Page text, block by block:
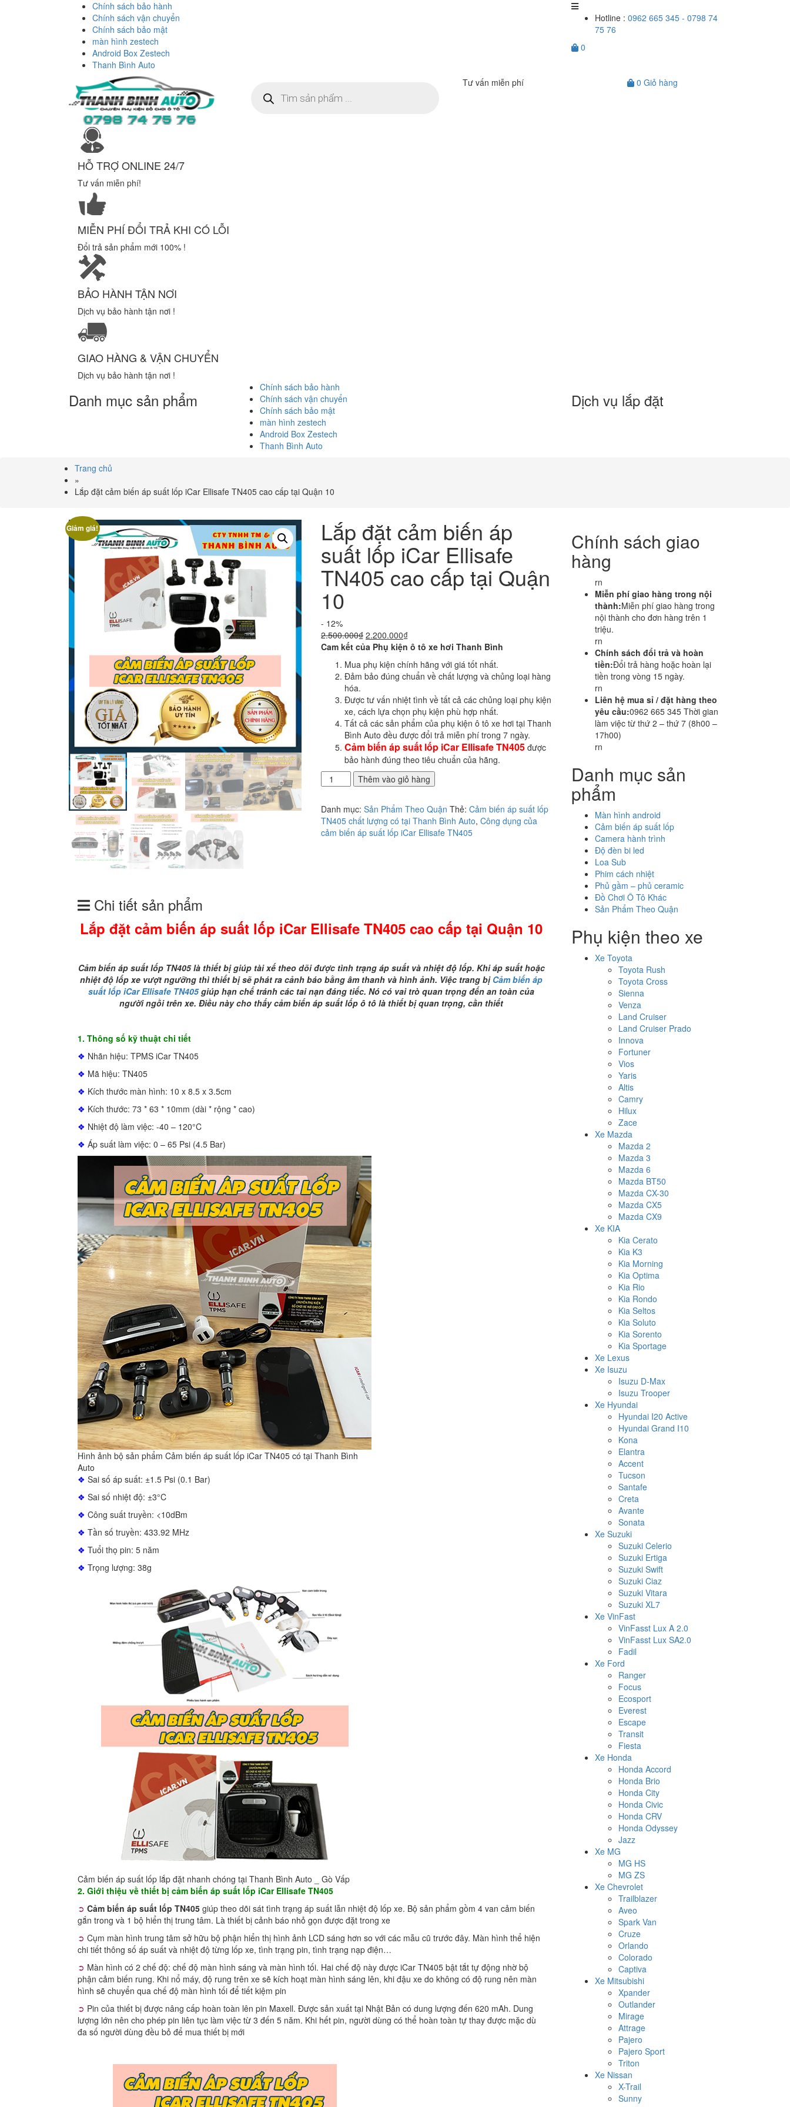
Chính sách bảo hành
Chính sách vận chuyển
Chính sách bảo mật
màn hình zestech
Android Box Zestech
Thanh Bình Auto
Hotline : 0962 665 345 - 0798 74
75 76
0
kiếm
sản
Tư vấn miễn phí 0 Giỏ hàng
HỖ TRỢ ONLINE 24/7
Tư vấn miễn phí!
MIỄN PHÍ ĐỔI TRẢ KHI CÓ LỖI
Đổi trả sản phẩm mới 100% !
BẢO HÀNH TẬN NƠI
Dịch vụ bảo hành tận nơi !
GIAO HÀNG & VẬN CHUYỂN
Dịch vụ bảo hành tận nơi !
Danh mục sản phẩm
Chính sách bảo hành
Chính sách vận chuyển
Chính sách bảo mật
màn hình zestech
Android Box Zestech
Thanh Bình Auto
Dịch vụ lắp đặt
Trang chủ
»
Lắp đặt cảm biến áp suất lốp iCar Ellisafe TN405 cao cấp tại Quận 10
Giảm giá! Lắp đặt cảm biến áp
suất lốp iCar Ellisafe
TN405 cao cấp tại Quận
10
- 12%
2.500.000₫ Giá
gốc
2.500.000₫.
2.200.000₫Giá
hiện
là:
2.200.000₫.
Cam kết của Phụ kiện ô tô xe hơi Thanh Bình
Mua phụ kiện chính hãng với giá tốt nhất.
Đảm bảo đúng chuẩn về chất lượng và chủng loại hàng
hóa.
Được tư vấn nhiệt tình về tất cả các chủng loại phụ kiện
xe, cách lựa chọn phụ kiện phù hợp nhất.
Tất cả các sản phẩm của phụ kiện ô tô xe hơi tại Thanh
Bình Auto đều được đổi trả miễn phí trong 7 ngày.
Cảm biến áp suất lốp iCar Ellisafe TN405 được
bảo hành đúng theo tiêu chuẩn của hãng.
Lắp
đặt
biến
áp
suất
Quận
lượng
Thêm vào giỏ hàng
Danh mục: Sản Phẩm Theo Quận Thẻ: Cảm biến áp suất lốp
TN405 chất lượng có tại Thanh Bình Auto, Công dụng của
cảm biến áp suất lốp iCar Ellisafe TN405
Chi tiết sản phẩm
Lắp đặt cảm biến áp suất lốp iCar Ellisafe TN405 cao cấp tại Quận 10
Cảm biến áp suất lốp TN405 là thiết bị giúp tài xế theo dõi được tình trạng áp suất và nhiệt độ lốp. Khi áp suất hoặc
nhiệt độ lốp xe vượt ngưỡng thì thiết bị sẽ phát ra cảnh báo bằng âm thanh và hình ảnh. Việc trang bị Cảm biến áp
suất lốp iCar Ellisafe TN405giúp hạn chế tránh các tai nạn đáng tiếc. Nó có vai trò quan trọng đến an toàn của
người ngồi trên xe. Điều này cho thấy cảm biến áp suất lốp ô tô là thiết bị quan trọng, cần thiết
1. Thông số kỹ thuật chi tiết
❖ Nhãn hiệu: TPMS iCar TN405
❖ Mã hiệu: TN405
❖ Kích thước màn hình: 10 x 8.5 x 3.5cm
❖ Kích thước: 73 * 63 * 10mm (dài * rộng * cao)
❖ Nhiệt độ làm việc: -40 – 120°C
❖ Áp suất làm việc: 0 – 65 Psi (4.5 Bar)
Hình ảnh bộ sản phẩm Cảm biến áp suất lốp iCar TN405 có tại Thanh Bình
Auto
❖ Sai số áp suất: ±1.5 Psi (0.1 Bar)
❖ Sai số nhiệt độ: ±3°C
❖ Công suất truyền: <10dBm
❖ Tần số truyền: 433.92 MHz
❖ Tuổi thọ pin: 5 năm
❖ Trọng lượng: 38g
Cảm biến áp suất lốp lắp đặt nhanh chóng tại Thanh Bình Auto _ Gò Vấp
2. Giới thiệu về thiết bị cảm biến áp suất lốp iCar Ellisafe TN405
➲ Cảm biến áp suất lốp TN405 giúp theo dõi sát tình trạng áp suất lẫn nhiệt độ lốp xe. Bộ sản phẩm gồm 4 van cảm biến
gắn trong và 1 bộ hiển thị trung tâm. Là thiết bị cảnh báo nhỏ gọn được đặt trong xe
➲ Cụm màn hình trung tâm sở hữu bộ phận hiển thị hình ảnh LCD sáng hơn so với các mẫu cũ trước đây. Màn hình thể hiện
chi tiết thông số áp suất và nhiệt độ từng lốp xe, tình trạng pin, tình trạng nạp điện…
➲ Màn hình có 2 chế độ: chế độ màn hình sáng và màn hình tối. Hai chế độ này được iCar TN405 bật tắt tự động nhờ bộ
phận cảm biến rung. Khi nổ máy, độ rung trên xe sẽ kích hoạt màn hình sáng lên, khi đậu xe do không có độ rung nên màn
hình sẽ chuyển qua chế độ màn hình tối để tiết kiệm pin
➲ Pin của thiết bị được nâng cấp hoàn toàn lên pin Maxell. Được sản xuất tại Nhật Bản có dung lượng đến 620 mAh. Dung
lượng lớn nên cho phép pin liên tục làm việc từ 3 đến 5 năm. Khi hết pin, người dùng có thể hoàn toàn tự thay được mặc dù
đa số người dùng đều bỏ để mua thiết bị mới
Chính sách giao
hàng
rn
Miễn phí giao hàng trong nội
thành:Miễn phí giao hàng trong
nội thành cho đơn hàng trên 1
triệu.
rn
Chính sách đổi trả và hoàn
tiền:Đổi trả hàng hoặc hoàn lại
tiền trong vòng 15 ngày.
rn
Liên hệ mua sỉ / đặt hàng theo
yêu cầu:0962 665 345 Thời gian
làm việc từ thứ 2 – thứ 7 (8h00 –
17h00)
rn
Danh mục sản
phẩm
Màn hình android
Cảm biến áp suất lốp
Camera hành trình
Độ đèn bi led
Loa Sub
Phim cách nhiệt
Phủ gầm – phủ ceramic
Đồ Chơi Ô Tô Khác
Sản Phẩm Theo Quận
Phụ kiện theo xe
Xe Toyota
Toyota Rush
Toyota Cross
Sienna
Venza
Land Cruiser
Land Cruiser Prado
Innova
Fortuner
Vios
Yaris
Altis
Camry
Hilux
Zace
Xe Mazda
Mazda 2
Mazda 3
Mazda 6
Mazda BT50
Mazda CX-30
Mazda CX5
Mazda CX9
Xe KIA
Kia Cerato
Kia K3
Kia Morning
Kia Optima
Kia Rio
Kia Rondo
Kia Seltos
Kia Soluto
Kia Sorento
Kia Sportage
Xe Lexus
Xe Isuzu
Isuzu D-Max
Isuzu Trooper
Xe Hyundai
Hyundai I20 Active
Hyundai Grand I10
Kona
Elantra
Accent
Tucson
Santafe
Creta
Avante
Sonata
Xe Suzuki
Suzuki Celerio
Suzuki Ertiga
Suzuki Swift
Suzuki Ciaz
Suzuki Vitara
Suzuki XL7
Xe VinFast
VinFasst Lux A 2.0
VinFasst Lux SA2.0
Fadil
Xe Ford
Ranger
Focus
Ecosport
Everest
Escape
Transit
Fiesta
Xe Honda
Honda Accord
Honda Brio
Honda City
Honda Civic
Honda CRV
Honda Odyssey
Jazz
Xe MG
MG HS
MG ZS
Xe Chevrolet
Trailblazer
Aveo
Spark Van
Cruze
Orlando
Colorado
Captiva
Xe Mitsubishi
Xpander
Outlander
Mirage
Attrage
Pajero
Pajero Sport
Triton
Xe Nissan
X-Trail
Sunny